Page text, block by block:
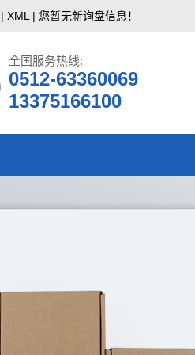
| XML | 您暂无新询盘信息！
全国服务热线:
0512-63360069
13375166100